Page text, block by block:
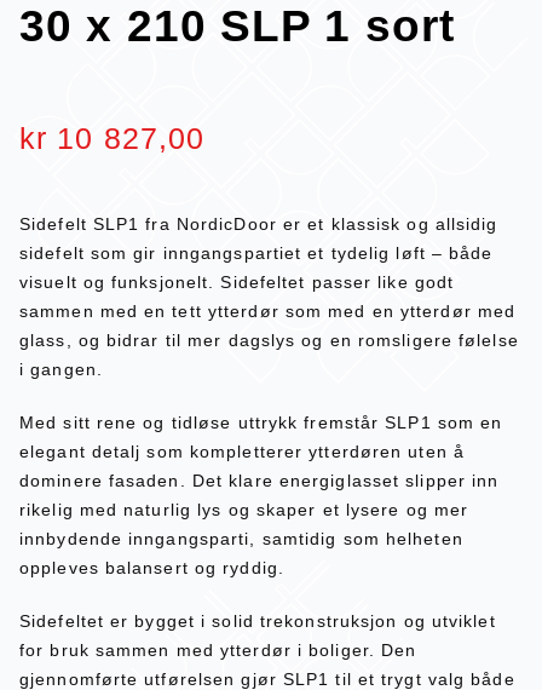
30 x 210 SLP 1 sort
kr 10 827,00
Sidefelt SLP1 fra NordicDoor er et klassisk og allsidig
sidefelt som gir inngangspartiet et tydelig løft – både
visuelt og funksjonelt. Sidefeltet passer like godt
sammen med en tett ytterdør som med en ytterdør med
glass, og bidrar til mer dagslys og en romsligere følelse
i gangen.
Med sitt rene og tidløse uttrykk fremstår SLP1 som en
elegant detalj som kompletterer ytterdøren uten å
dominere fasaden. Det klare energiglasset slipper inn
rikelig med naturlig lys og skaper et lysere og mer
innbydende inngangsparti, samtidig som helheten
oppleves balansert og ryddig.
Sidefeltet er bygget i solid trekonstruksjon og utviklet
for bruk sammen med ytterdør i boliger. Den
gjennomførte utførelsen gjør SLP1 til et trygt valg både